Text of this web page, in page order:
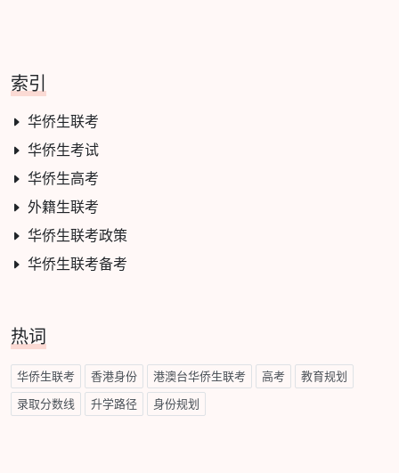
索引
华侨生联考
华侨生考试
华侨生高考
外籍生联考
华侨生联考政策
华侨生联考备考
热词
华侨生联考 香港身份 港澳台华侨生联考 高考 教育规划
录取分数线 升学路径 身份规划